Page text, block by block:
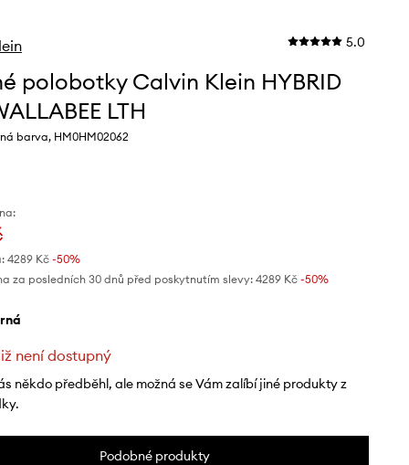
5.0
polobotky Calvin Klein HYBRID
LTH
barva, HM0HM02062
4289 Kč-50%
za posledních 30 dnů před poskytnutím slevy: 4289 Kč -50%
není dostupný
někdo předběhl, ale možná se Vám zalíbí jiné produkty z
Podobné produkty